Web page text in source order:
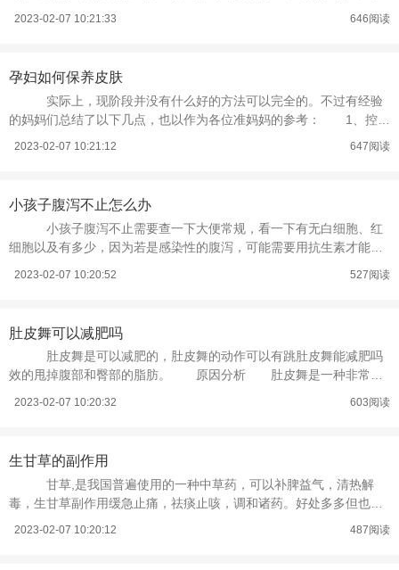
2023-02-07 10:21:33 646阅读
孕妇如何保养皮肤
实际上，现阶段并没有什么好的方法可以完全的。不过有经验
的妈妈们总结了以下几点，也以作为各位准妈妈的参考： 1、控制
2023-02-07 10:21:12 647阅读
小孩子腹泻不止怎么办
小孩子腹泻不止需要查一下大便常规，看一下有无白细胞、红
细胞以及有多少，因为若是感染性的腹泻，可能需要用抗生素才能治
2023-02-07 10:20:52 527阅读
肚皮舞可以减肥吗
肚皮舞是可以减肥的，肚皮舞的动作可以有跳肚皮舞能减肥吗
效的甩掉腹部和臀部的脂肪。 原因分析 肚皮舞是一种非常流
2023-02-07 10:20:32 603阅读
生甘草的副作用
甘草,是我国普遍使用的一种中草药，可以补脾益气，清热解
毒，生甘草副作用缓急止痛，祛痰止咳，调和诸药。好处多多但也具
2023-02-07 10:20:12 487阅读